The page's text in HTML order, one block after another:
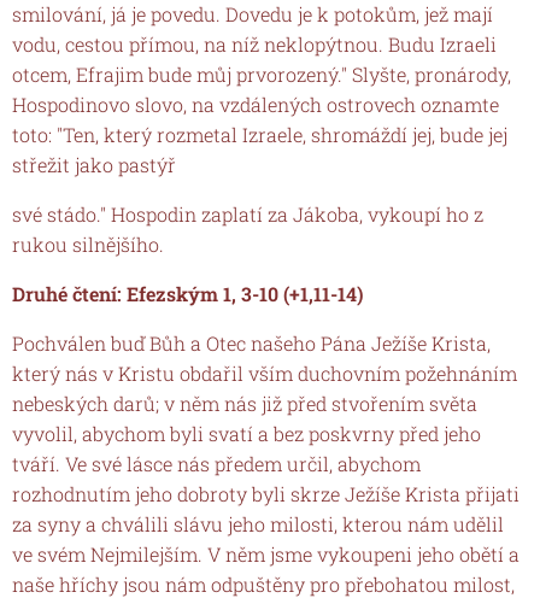
smilování, já je povedu. Dovedu je k potokům, jež mají
vodu, cestou přímou, na níž neklopýtnou. Budu Izraeli
otcem, Efrajim bude můj prvorozený." Slyšte, pronárody,
Hospodinovo slovo, na vzdálených ostrovech oznamte
toto: "Ten, který rozmetal Izraele, shromáždí jej, bude jej
střežit jako pastýř
své stádo." Hospodin zaplatí za Jákoba, vykoupí ho z
rukou silnějšího.
Druhé čtení: Efezským 1, 3-10 (+1,11-14)
Pochválen buď Bůh a Otec našeho Pána Ježíše Krista,
který nás v Kristu obdařil vším duchovním požehnáním
nebeských darů; v něm nás již před stvořením světa
vyvolil, abychom byli svatí a bez poskvrny před jeho
tváří. Ve své lásce nás předem určil, abychom
rozhodnutím jeho dobroty byli skrze Ježíše Krista přijati
za syny a chválili slávu jeho milosti, kterou nám udělil
ve svém Nejmilejším. V něm jsme vykoupeni jeho obětí a
naše hříchy jsou nám odpuštěny pro přebohatou milost,